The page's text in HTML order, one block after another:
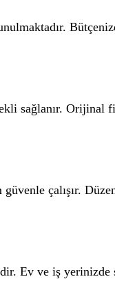
sağlanır. Orijinal
çalışır.
Ev ve iş yerinizde